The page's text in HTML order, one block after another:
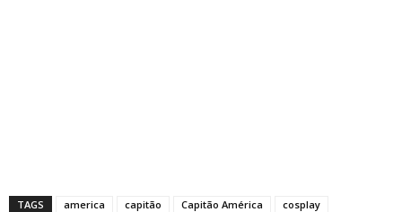
TAGS america capitão Capitão América
cosplay